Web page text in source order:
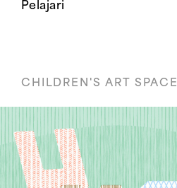
Pelajari
CHILDREN'S ART SPACE